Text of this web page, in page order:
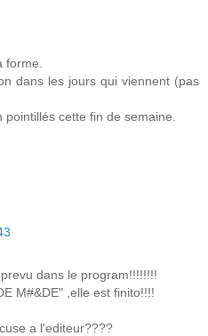
forme.
dans les jours qui viennent (pas
cette fin de semaine.
dans le program!!!!!!!!
M#&DE" ,elle est finito!!!!
a l'editeur????